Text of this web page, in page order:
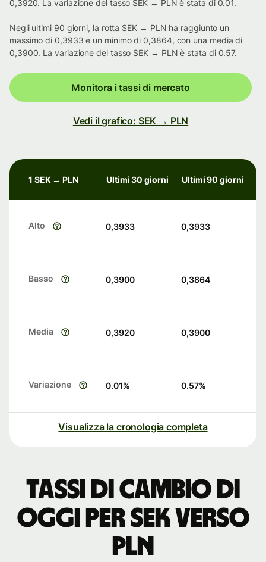
0,3920. La variazione del tasso SEK → PLN è stata di 0.01.
Negli ultimi 90 giorni, la rotta SEK → PLN ha raggiunto un
massimo di 0,3933 e un minimo di 0,3864, con una media di
0,3900. La variazione del tasso SEK → PLN è stata di 0.57.
Monitora i tassi di mercato
Vedi il grafico: SEK → PLN
1 SEK → PLN Ultimi 30 giorni Ultimi 90 giorni
Alto 0,3933 0,3933
Basso 0,3900 0,3864
Media 0,3920 0,3900
Variazione 0.01% 0.57%
Visualizza la cronologia completa
Tassi di cambio di
oggi per SEK verso
PLN